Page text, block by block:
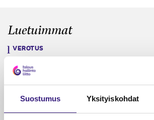
Suostumus Yksityiskohdat
Luetuimmat
VEROTUS
Kulu­veloitukset arvon­lisä­
verotuksessa – omien kulujen
veloitus ja läpi­laskutus